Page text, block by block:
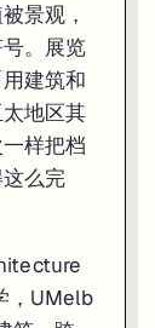
景观，
。展览
建筑和
地区其
样把档
么完
，UMelb